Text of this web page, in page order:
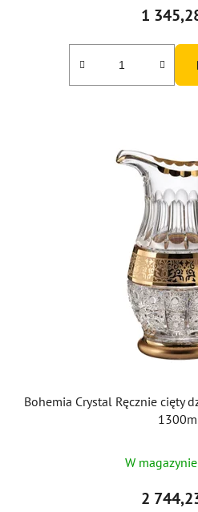
1
Bohemia Crystal Ręcznie cięty
W magazynie
2